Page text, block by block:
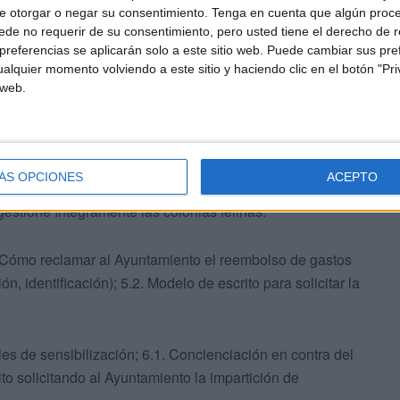
otorgar o negar su consentimiento. Tenga en cuenta que algún
no requerir de su consentimiento, pero usted tiene el derecho de
se aplicarán solo a este sitio web. Puede cambiar sus
momento volviendo a este sitio y haciendo clic en el botón
OPCIONES ACEPTO
4.1. El Derecho de Acceso a la
4.2. Requerimiento formal al Ayuntamiento para
El Silencio Administrativo: Qué significa y cómo
de Reclamación: Queja ante el Consejo
4.4. Modelos de escrito: Solicitud de información
de registro de colonias felinas; Solicitud de
íntegramente las colonias felinas.
reclamar al Ayuntamiento el reembolso de gastos
identificación); 5.2. Modelo de escrito para solicitar la
de sensibilización; 6.1. Concienciación en contra del
solicitando al Ayuntamiento la impartición de